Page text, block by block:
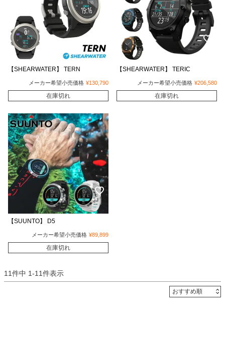
【SHEARWATER】 TERN
メーカー希望小売価格 ¥130,790
在庫切れ
【SHEARWATER】 TERIC
メーカー希望小売価格 ¥206,580
在庫切れ
【SUUNTO】 D5
メーカー希望小売価格 ¥89,899
在庫切れ
11件中 1-11件表示